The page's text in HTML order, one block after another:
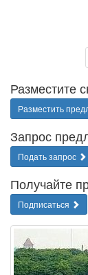
Разместите
Разместить
Запрос
Подать запрос
Получайте
Подписаться